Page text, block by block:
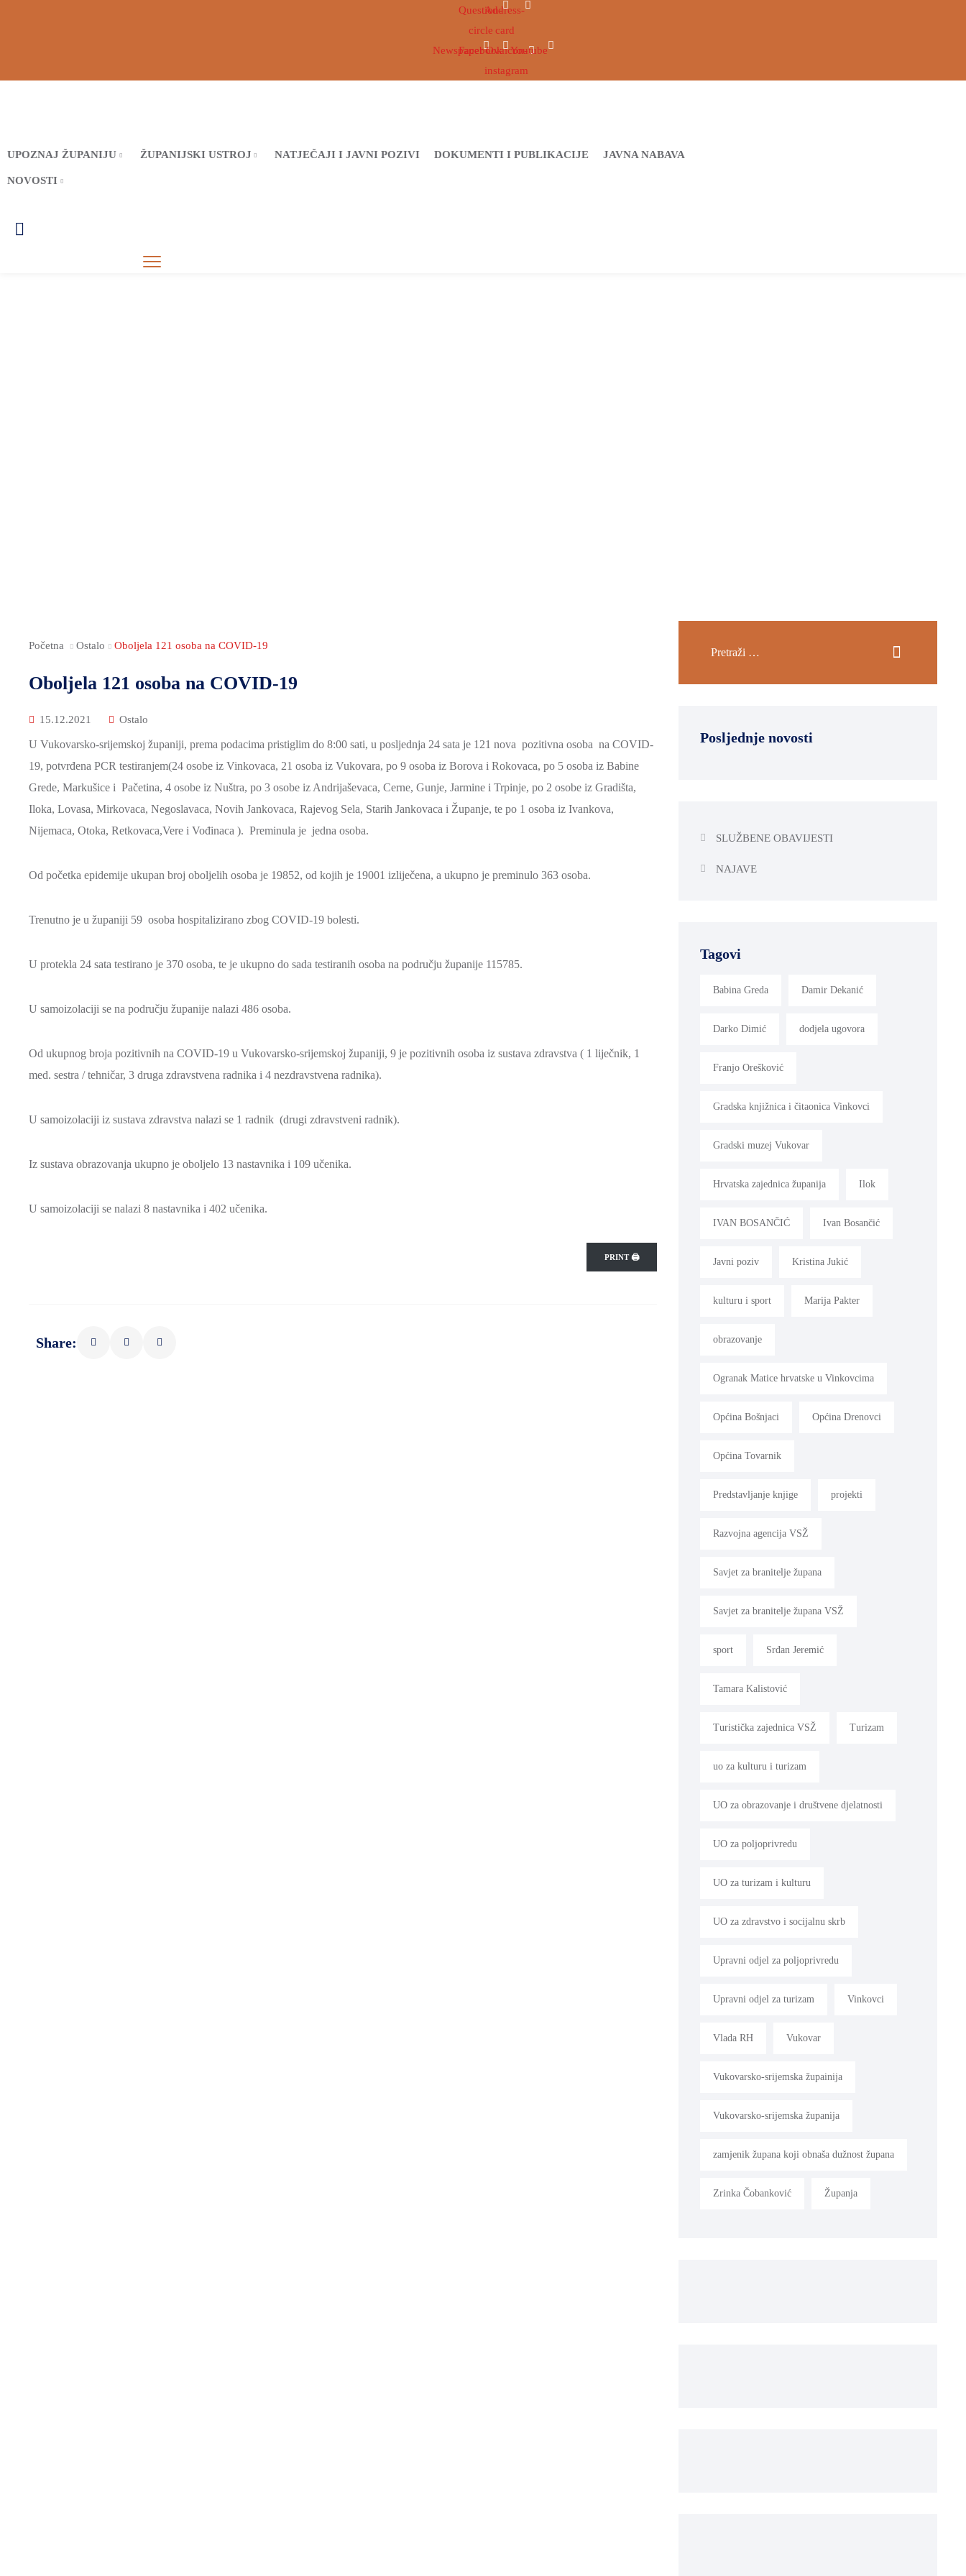
Question-
circle
Address-
card
Newspaper
FacebookOvaicon-
instagram
Youtube
UPOZNAJ ŽUPANIJU ŽUPANIJSKI USTROJ NATJEČAJI I JAVNI POZIVI DOKUMENTI I PUBLIKACIJE JAVNA NABAVA
NOVOSTI
Početna Ostalo Oboljela 121 osoba na COVID-19
Oboljela 121 osoba na COVID-19
15.12.2021 Ostalo
U Vukovarsko-srijemskoj županiji, prema podacima pristiglim do 8:00 sati, u posljednja 24 sata je 121 nova pozitivna osoba na COVID-
19, potvrđena PCR testiranjem(24 osobe iz Vinkovaca, 21 osoba iz Vukovara, po 9 osoba iz Borova i Rokovaca, po 5 osoba iz Babine
Grede, Markušice i Pačetina, 4 osobe iz Nuštra, po 3 osobe iz Andrijaševaca, Cerne, Gunje, Jarmine i Trpinje, po 2 osobe iz Gradišta,
Iloka, Lovasa, Mirkovaca, Negoslavaca, Novih Jankovaca, Rajevog Sela, Starih Jankovaca i Županje, te po 1 osoba iz Ivankova,
Nijemaca, Otoka, Retkovaca,Vere i Vođinaca ). Preminula je jedna osoba.
Od početka epidemije ukupan broj oboljelih osoba je 19852, od kojih je 19001 izliječena, a ukupno je preminulo 363 osoba.
Trenutno je u županiji 59 osoba hospitalizirano zbog COVID-19 bolesti.
U protekla 24 sata testirano je 370 osoba, te je ukupno do sada testiranih osoba na području županije 115785.
U samoizolaciji se na području županije nalazi 486 osoba.
Od ukupnog broja pozitivnih na COVID-19 u Vukovarsko-srijemskoj županiji, 9 je pozitivnih osoba iz sustava zdravstva ( 1 liječnik, 1
med. sestra / tehničar, 3 druga zdravstvena radnika i 4 nezdravstvena radnika).
U samoizolaciji iz sustava zdravstva nalazi se 1 radnik (drugi zdravstveni radnik).
Iz sustava obrazovanja ukupno je oboljelo 13 nastavnika i 109 učenika.
U samoizolaciji se nalazi 8 nastavnika i 402 učenika.
PRINT 🖨
Share:
Posljednje novosti
SLUŽBENE OBAVIJESTI
NAJAVE
Tagovi
Babina Greda Damir Dekanić
Darko Dimić dodjela ugovora
Franjo Orešković
Gradska knjižnica i čitaonica Vinkovci
Gradski muzej Vukovar
Hrvatska zajednica županija Ilok
IVAN BOSANČIĆ Ivan Bosančić
Javni poziv Kristina Jukić
kulturu i sport Marija Pakter
obrazovanje
Ogranak Matice hrvatske u Vinkovcima
Općina Bošnjaci Općina Drenovci
Općina Tovarnik
Predstavljanje knjige projekti
Razvojna agencija VSŽ
Savjet za branitelje župana
Savjet za branitelje župana VSŽ
sport Srđan Jeremić
Tamara Kalistović
Turistička zajednica VSŽ Turizam
uo za kulturu i turizam
UO za obrazovanje i društvene djelatnosti
UO za poljoprivredu
UO za turizam i kulturu
UO za zdravstvo i socijalnu skrb
Upravni odjel za poljoprivredu
Upravni odjel za turizam Vinkovci
Vlada RH Vukovar
Vukovarsko-srijemska župainija
Vukovarsko-srijemska županija
zamjenik župana koji obnaša dužnost župana
Zrinka Čobanković Županja